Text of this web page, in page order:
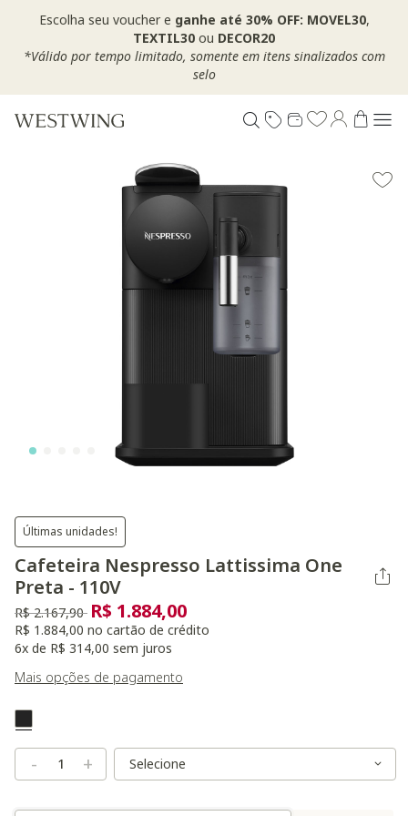
Escolha seu voucher e ganhe até 30% OFF: MOVEL30,
TEXTIL30 ou DECOR20
*Válido por tempo limitado, somente em itens sinalizados com
selo
Últimas unidades!
Cafeteira Nespresso Lattissima One
Preta - 110V
Preço reduzido de
R$ 2.167,90 para
R$ 1.884,00
R$ 1.884,00 no cartão de crédito
6x de R$ 314,00 sem juros
Mais opções de pagamento
Selected
- + Variant Size
Variant Size